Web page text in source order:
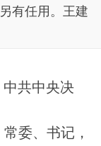
有任用。王建
共中央决
委、书记，